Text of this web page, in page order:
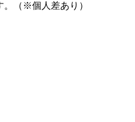
（※個人差あり）